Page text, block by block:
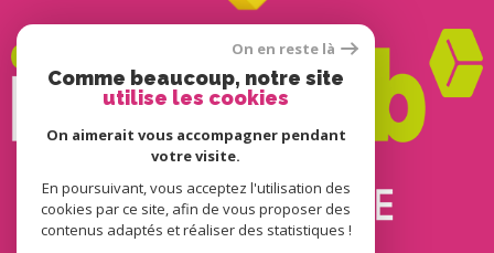
© 2022 Tous droits réservés
Traduction powered by Google
On en reste là
Comme beaucoup, notre site
utilise les cookies
On aimerait vous accompagner pendant
votre visite.
En poursuivant, vous acceptez l'utilisation des
cookies par ce site, afin de vous proposer des
contenus adaptés et réaliser des statistiques !